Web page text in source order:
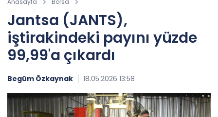
Anasayfa Borsa
Jantsa (JANTS),
iştirakindeki payını yüzde
99,99'a çıkardı
Begüm Özkaynak 18.05.2026 13:58